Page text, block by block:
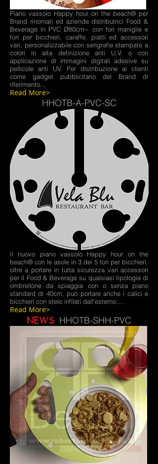
Piano vassoio Happy hour on the beach® per
Brand rinomati ed aziende distributrici Food &
Beverage in PVC Ø80cm~ con fori maniglie e
fori per bicchieri, caraffe, piatti ed accessori
vari, personalizzabile con serigrafie stampate a
colori in alta definizione anti U.V. o con
applicazione di immagini digitali adesive su
pellicole anti UV. Per distribuzione ai clienti
come gadget pubblicitario del Brand di
riferimento...
Read More>
HHOTB-A-PVC-SC
Il nuovo piano vassoio Happy hour on the
beach® con le asole in 3 dei 5 fori per bicchieri,
oltre a portare in tutta sicurezza vari accessori
per il Food & Beverage su qualsiasi tipologia di
ombrellone da spiaggia con o senza piano
standard di 40cm, può portare anche i calici e
bicchieri con stelo infilati dall'esterno.
Read More>
NEWS HHOTB-SHH-PVC